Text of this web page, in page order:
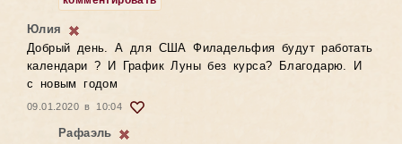
Юлия
Добрый день. А для США Филадельфия будут работать
календари ? И График Луны без курса? Благодарю. И
с новым годом
09.01.2020 в 10:04
Рафаэль